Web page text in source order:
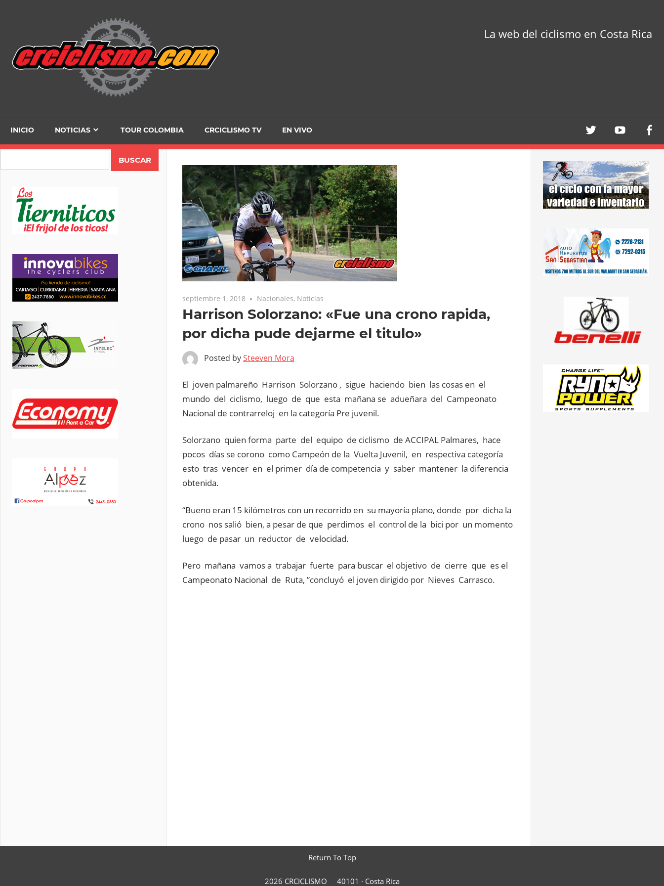
La web del ciclismo en Costa Rica
INICIO NOTICIAS TOUR COLOMBIA CRCICLISMO TV EN VIVO
septiembre 1, 2018 Nacionales, Noticias
Harrison Solorzano: «Fue una crono rapida,
por dicha pude dejarme el titulo»
Posted bySteeven Mora
El joven palmareño Harrison Solorzano , sigue haciendo bien las cosas en el
mundo del ciclismo, luego de que esta mañana se adueñara del Campeonato
Nacional de contrarreloj en la categoría Pre juvenil.
Solorzano quien forma parte del equipo de ciclismo de ACCIPAL Palmares, hace
pocos días se corono como Campeón de la Vuelta Juvenil, en respectiva categoría
esto tras vencer en el primer día de competencia y saber mantener la diferencia
obtenida.
“Bueno eran 15 kilómetros con un recorrido en su mayoría plano, donde por dicha la
crono nos salió bien, a pesar de que perdimos el control de la bici por un momento
luego de pasar un reductor de velocidad.
Pero mañana vamos a trabajar fuerte para buscar el objetivo de cierre que es el
Campeonato Nacional de Ruta, ”concluyó el joven dirigido por Nieves Carrasco.
Return To Top
2026 CRCICLISMO 40101 · Costa Rica